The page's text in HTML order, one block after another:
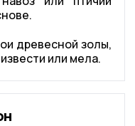
древесной золы,
или мела.